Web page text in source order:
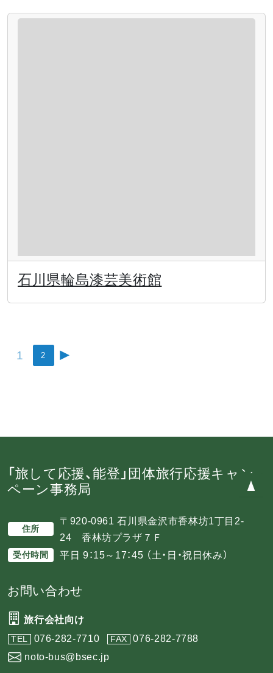
石川県輪島漆芸美術館
投
ジ
り
1 2
「旅して応援、能登」団体旅行応援キャン
ペーン事務局
住所
〒920-0961 石川県金沢市香林坊1丁目2-
24 香林坊プラザ７Ｆ
受付時間 平日 9：15～17：45 （土・日・祝日休み）
お問い合わせ
旅行会社向け
TEL 076-282-7710 FAX
076-282-7788
noto-bus@bsec.jp